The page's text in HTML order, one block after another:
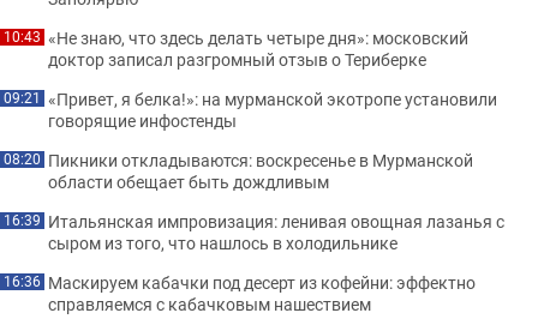
10:43 «Не знаю, что здесь делать четыре дня»: московский
доктор записал разгромный отзыв о Териберке
09:21 «Привет, я белка!»: на мурманской экотропе установили
говорящие инфостенды
08:20 Пикники откладываются: воскресенье в Мурманской
области обещает быть дождливым
16:39 Итальянская импровизация: ленивая овощная лазанья с
сыром из того, что нашлось в холодильнике
16:36 Маскируем кабачки под десерт из кофейни: эффектно
справляемся с кабачковым нашествием